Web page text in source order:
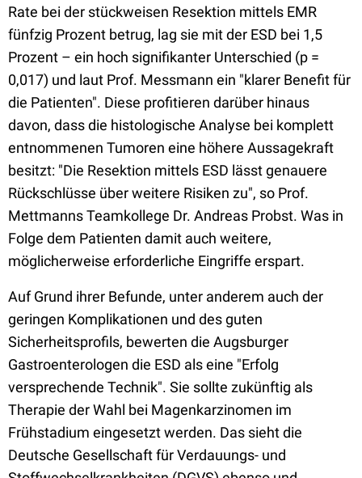
Rate bei der stückweisen Resektion mittels EMR
fünfzig Prozent betrug, lag sie mit der ESD bei 1,5
Prozent – ein hoch signifikanter Unterschied (p =
0,017) und laut Prof. Messmann ein "klarer Benefit für
die Patienten". Diese profitieren darüber hinaus
davon, dass die histologische Analyse bei komplett
entnommenen Tumoren eine höhere Aussagekraft
besitzt: "Die Resektion mittels ESD lässt genauere
Rückschlüsse über weitere Risiken zu", so Prof.
Mettmanns Teamkollege Dr. Andreas Probst. Was in
Folge dem Patienten damit auch weitere,
möglicherweise erforderliche Eingriffe erspart.
Auf Grund ihrer Befunde, unter anderem auch der
geringen Komplikationen und des guten
Sicherheitsprofils, bewerten die Augsburger
Gastroenterologen die ESD als eine "Erfolg
versprechende Technik". Sie sollte zukünftig als
Therapie der Wahl bei Magenkarzinomen im
Frühstadium eingesetzt werden. Das sieht die
Deutsche Gesellschaft für Verdauungs- und